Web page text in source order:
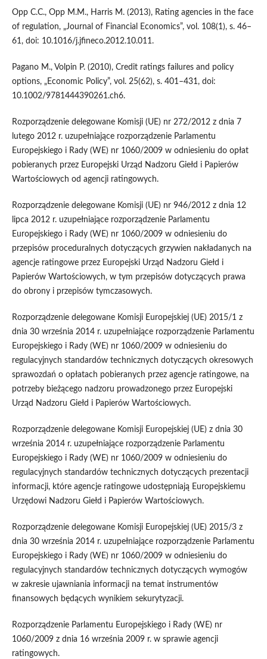
Opp C.C., Opp M.M., Harris M. (2013), Rating agencies in the face
of regulation, „Journal of Financial Economics”, vol. 108(1), s. 46–
61, doi: 10.1016/j.jfineco.2012.10.011.
Pagano M., Volpin P. (2010), Credit ratings failures and policy
options, „Economic Policy”, vol. 25(62), s. 401–431, doi:
10.1002/9781444390261.ch6.
Rozporządzenie delegowane Komisji (UE) nr 272/2012 z dnia 7
lutego 2012 r. uzupełniające rozporządzenie Parlamentu
Europejskiego i Rady (WE) nr 1060/2009 w odniesieniu do opłat
pobieranych przez Europejski Urząd Nadzoru Giełd i Papierów
Wartościowych od agencji ratingowych.
Rozporządzenie delegowane Komisji (UE) nr 946/2012 z dnia 12
lipca 2012 r. uzupełniające rozporządzenie Parlamentu
Europejskiego i Rady (WE) nr 1060/2009 w odniesieniu do
przepisów proceduralnych dotyczących grzywien nakładanych na
agencje ratingowe przez Europejski Urząd Nadzoru Giełd i
Papierów Wartościowych, w tym przepisów dotyczących prawa
do obrony i przepisów tymczasowych.
Rozporządzenie delegowane Komisji Europejskiej (UE) 2015/1 z
dnia 30 września 2014 r. uzupełniające rozporządzenie Parlamentu
Europejskiego i Rady (WE) nr 1060/2009 w odniesieniu do
regulacyjnych standardów technicznych dotyczących okresowych
sprawozdań o opłatach pobieranych przez agencje ratingowe, na
potrzeby bieżącego nadzoru prowadzonego przez Europejski
Urząd Nadzoru Giełd i Papierów Wartościowych.
Rozporządzenie delegowane Komisji Europejskiej (UE) z dnia 30
września 2014 r. uzupełniające rozporządzenie Parlamentu
Europejskiego i Rady (WE) nr 1060/2009 w odniesieniu do
regulacyjnych standardów technicznych dotyczących prezentacji
informacji, które agencje ratingowe udostępniają Europejskiemu
Urzędowi Nadzoru Giełd i Papierów Wartościowych.
Rozporządzenie delegowane Komisji Europejskiej (UE) 2015/3 z
dnia 30 września 2014 r. uzupełniające rozporządzenie Parlamentu
Europejskiego i Rady (WE) nr 1060/2009 w odniesieniu do
regulacyjnych standardów technicznych dotyczących wymogów
w zakresie ujawniania informacji na temat instrumentów
finansowych będących wynikiem sekurytyzacji.
Rozporządzenie Parlamentu Europejskiego i Rady (WE) nr
1060/2009 z dnia 16 września 2009 r. w sprawie agencji
ratingowych.